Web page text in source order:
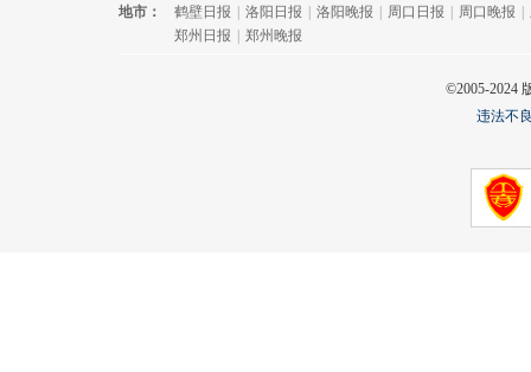
地市： 鹤壁日报 洛阳日报 洛阳晚报 周口日报 周口晚报
郑州日报
郑州晚报
©2005-2024
违法不